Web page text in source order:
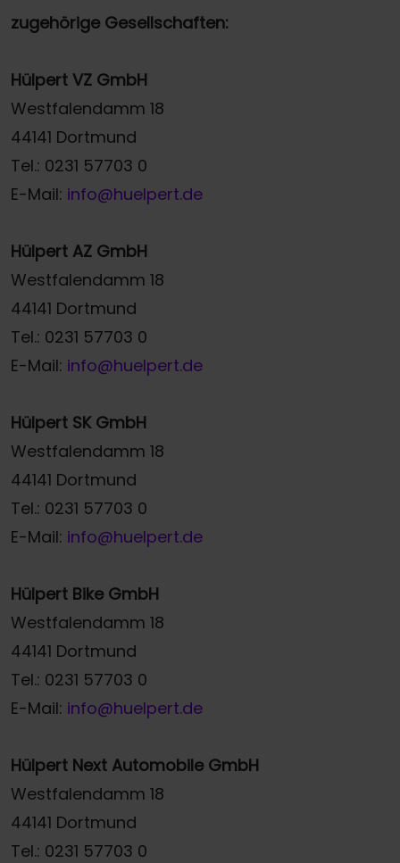
zugehörige Gesellschaften:
Hülpert VZ GmbH
Westfalendamm 18
44141 Dortmund
Tel.: 0231 57703 0
E-Mail: info@huelpert.de
Hülpert AZ GmbH
Westfalendamm 18
44141 Dortmund
Tel.: 0231 57703 0
E-Mail: info@huelpert.de
Hülpert SK GmbH
Westfalendamm 18
44141 Dortmund
Tel.: 0231 57703 0
E-Mail: info@huelpert.de
Hülpert Bike GmbH
Westfalendamm 18
44141 Dortmund
Tel.: 0231 57703 0
E-Mail: info@huelpert.de
Hülpert Next Automobile GmbH
Westfalendamm 18
44141 Dortmund
Tel.: 0231 57703 0